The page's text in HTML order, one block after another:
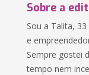
Sobre a
Sou a Talita,
e
Sempre gostei
tempo nem